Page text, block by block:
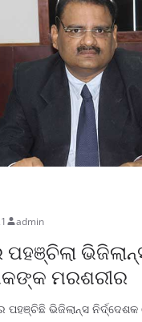
admin
ମରଶରୀର
ଭିଜିଲାନ୍ସ ନିର୍ଦ୍ଦେଶକ